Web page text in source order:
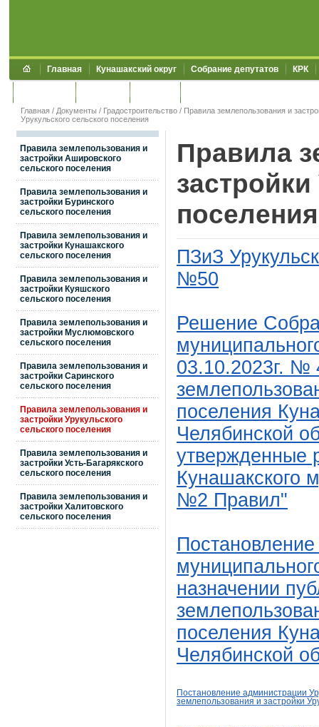
Главная Кунашакский округ Собрание депутатов КРК
Главная / Документы / Градостроительство / Правила землепользования и
Урукульского сельского поселения
Правила землепользования и
застройки Ашировского
сельского поселения
Правила землепользования и
застройки Буринского
сельского поселения
Правила землепользования и
застройки Кунашакского
сельского поселения
Правила землепользования и
застройки Куяшского
сельского поселения
Правила землепользования и
застройки Муслюмовского
сельского поселения
Правила землепользования и
застройки Саринского
сельского поселения
Правила землепользования и
застройки Урукульского
сельского поселения
Правила землепользования и
застройки Усть-Багарякского
сельского поселения
Правила землепользования и
застройки Халитовского
сельского поселения
Правила
поселения
ПЗиЗ
№50
Решение
03.10.2023г. №
поселения
Челябинской
утвержденные
Кунашакского
№2 Правил"
назначении
поселения
Челябинской
Постановление администрации
землепользования и застройки